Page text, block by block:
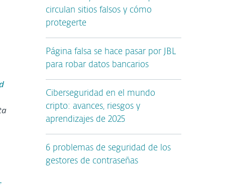
circulan sitios falsos y cómo
protegerte
Página falsa se hace pasar por JBL
para robar datos bancarios
Ciberseguridad en el mundo
cripto: avances, riesgos y
aprendizajes de 2025
6 problemas de seguridad de los
gestores de contraseñas